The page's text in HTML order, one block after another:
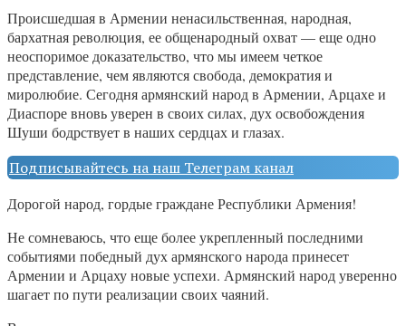
Происшедшая в Армении ненасильственная, народная,
бархатная революция, ее общенародный охват — еще одно
неоспоримое доказательство, что мы имеем четкое
представление, чем являются свобода, демократия и
миролюбие. Сегодня армянский народ в Армении, Арцахе и
Диаспоре вновь уверен в своих силах, дух освобождения
Шуши бодрствует в наших сердцах и глазах.
Подписывайтесь на наш Телеграм канал
Дорогой народ, гордые граждане Республики Армения!
Не сомневаюсь, что еще более укрепленный последними
событиями победный дух армянского народа принесет
Армении и Арцаху новые успехи. Армянский народ уверенно
шагает по пути реализации своих чаяний.